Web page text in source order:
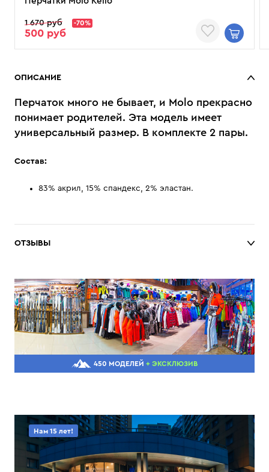
1 670 руб -70%
500 руб
ОПИСАНИЕ
Перчаток много не бывает, и Molo прекрасно
понимает родителей. Эта модель имеет
универсальный размер. В комплекте 2 пары.
Состав:
83% акрил, 15% спандекс, 2% эластан.
ОТЗЫВЫ
450 МОДЕЛЕЙ + ЭКСКЛЮЗИВ
Нам 15 лет!